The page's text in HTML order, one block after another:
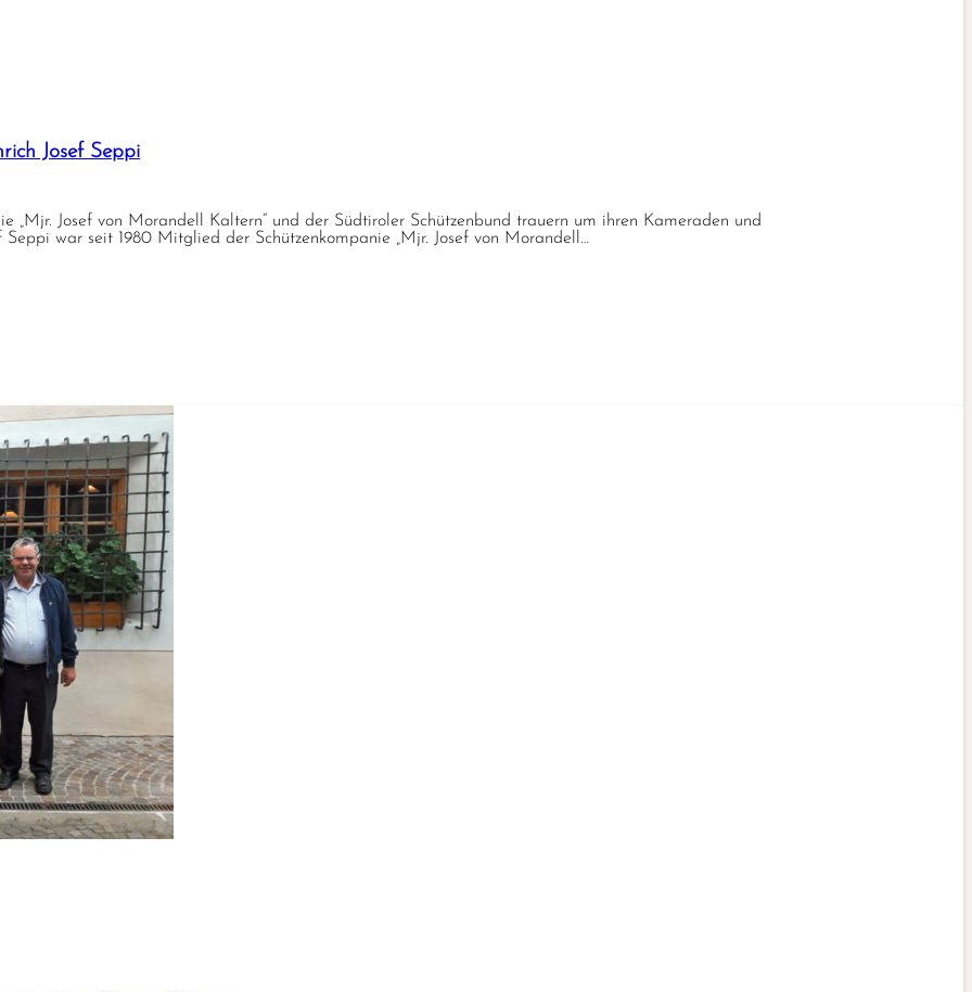
Josef Seppi
„Mjr. Josef von Morandell Kaltern“ und der Südtiroler Schützenbund trauern um ihren Kameraden und
Seppi war seit 1980 Mitglied der Schützenkompanie „Mjr. Josef von Morandell…